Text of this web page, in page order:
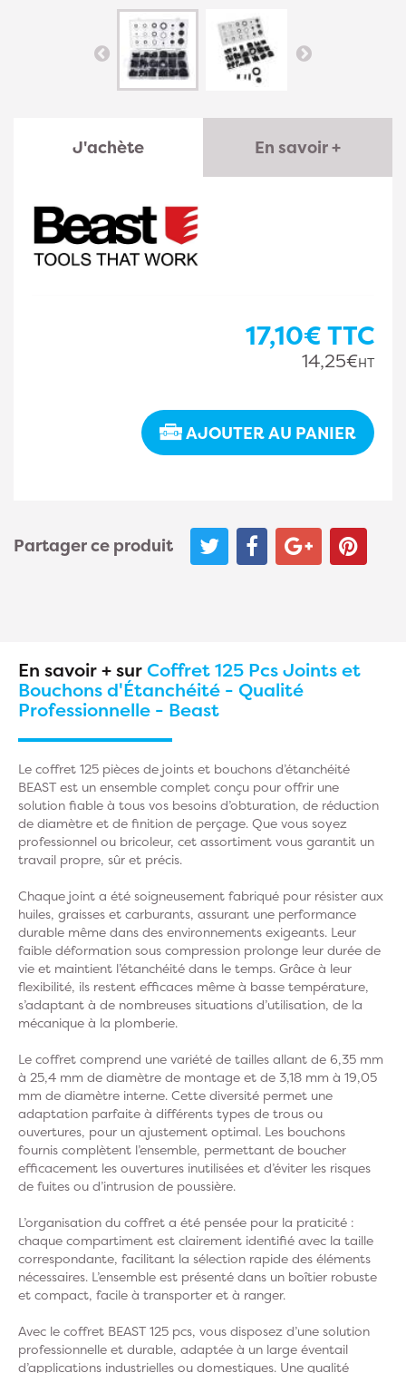
J'achète En savoir +
17,10€TTC
14,25€HT
AJOUTER AU PANIER
Partager ce produit
En savoir + surCoffret 125 Pcs Joints et
Bouchons d'Étanchéité - Qualité
Professionnelle - Beast
Le coffret 125 pièces de joints et bouchons d’étanchéité
BEAST est un ensemble complet conçu pour offrir une
solution fiable à tous vos besoins d’obturation, de réduction
de diamètre et de finition de perçage. Que vous soyez
professionnel ou bricoleur, cet assortiment vous garantit un
travail propre, sûr et précis.
Chaque joint a été soigneusement fabriqué pour résister aux
huiles, graisses et carburants, assurant une performance
durable même dans des environnements exigeants. Leur
faible déformation sous compression prolonge leur durée de
vie et maintient l’étanchéité dans le temps. Grâce à leur
flexibilité, ils restent efficaces même à basse température,
s’adaptant à de nombreuses situations d’utilisation, de la
mécanique à la plomberie.
Le coffret comprend une variété de tailles allant de 6,35 mm
à 25,4 mm de diamètre de montage et de 3,18 mm à 19,05
mm de diamètre interne. Cette diversité permet une
adaptation parfaite à différents types de trous ou
ouvertures, pour un ajustement optimal. Les bouchons
fournis complètent l’ensemble, permettant de boucher
efficacement les ouvertures inutilisées et d’éviter les risques
de fuites ou d’intrusion de poussière.
L’organisation du coffret a été pensée pour la praticité :
chaque compartiment est clairement identifié avec la taille
correspondante, facilitant la sélection rapide des éléments
nécessaires. L’ensemble est présenté dans un boîtier robuste
et compact, facile à transporter et à ranger.
Avec le coffret BEAST 125 pcs, vous disposez d’une solution
professionnelle et durable, adaptée à un large éventail
d’applications industrielles ou domestiques. Une qualité